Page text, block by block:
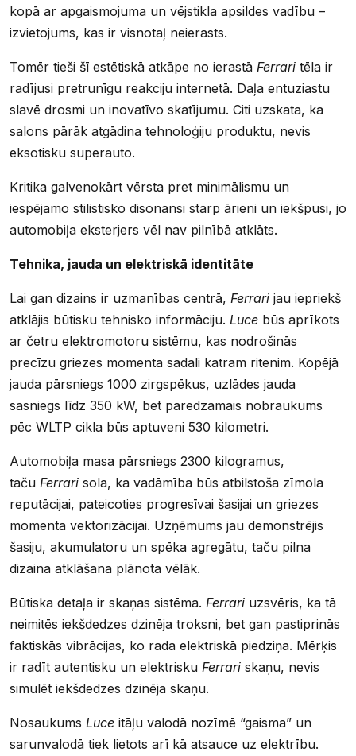
kopā ar apgaismojuma un vējstikla apsildes vadību –
izvietojums, kas ir visnotaļ neierasts.
Tomēr tieši šī estētiskā atkāpe no ierastā Ferrari tēla ir
radījusi pretrunīgu reakciju internetā. Daļa entuziastu
slavē drosmi un inovatīvo skatījumu. Citi uzskata, ka
salons pārāk atgādina tehnoloģiju produktu, nevis
eksotisku superauto.
Kritika galvenokārt vērsta pret minimālismu un
iespējamo stilistisko disonansi starp ārieni un iekšpusi, jo
automobiļa eksterjers vēl nav pilnībā atklāts.
Tehnika, jauda un elektriskā identitāte
Lai gan dizains ir uzmanības centrā, Ferrari jau iepriekš
atklājis būtisku tehnisko informāciju. Luce būs aprīkots
ar četru elektromotoru sistēmu, kas nodrošinās
precīzu griezes momenta sadali katram ritenim. Kopējā
jauda pārsniegs 1000 zirgspēkus, uzlādes jauda
sasniegs līdz 350 kW, bet paredzamais nobraukums
pēc WLTP cikla būs aptuveni 530 kilometri.
Automobiļa masa pārsniegs 2300 kilogramus,
taču Ferrari sola, ka vadāmība būs atbilstoša zīmola
reputācijai, pateicoties progresīvai šasijai un griezes
momenta vektorizācijai. Uzņēmums jau demonstrējis
šasiju, akumulatoru un spēka agregātu, taču pilna
dizaina atklāšana plānota vēlāk.
Būtiska detaļa ir skaņas sistēma. Ferrari uzsvēris, ka tā
neimitēs iekšdedzes dzinēja troksni, bet gan pastiprinās
faktiskās vibrācijas, ko rada elektriskā piedziņa. Mērķis
ir radīt autentisku un elektrisku Ferrari skaņu, nevis
simulēt iekšdedzes dzinēja skaņu.
Nosaukums Luce itāļu valodā nozīmē “gaisma” un
sarunvalodā tiek lietots arī kā atsauce uz elektrību.